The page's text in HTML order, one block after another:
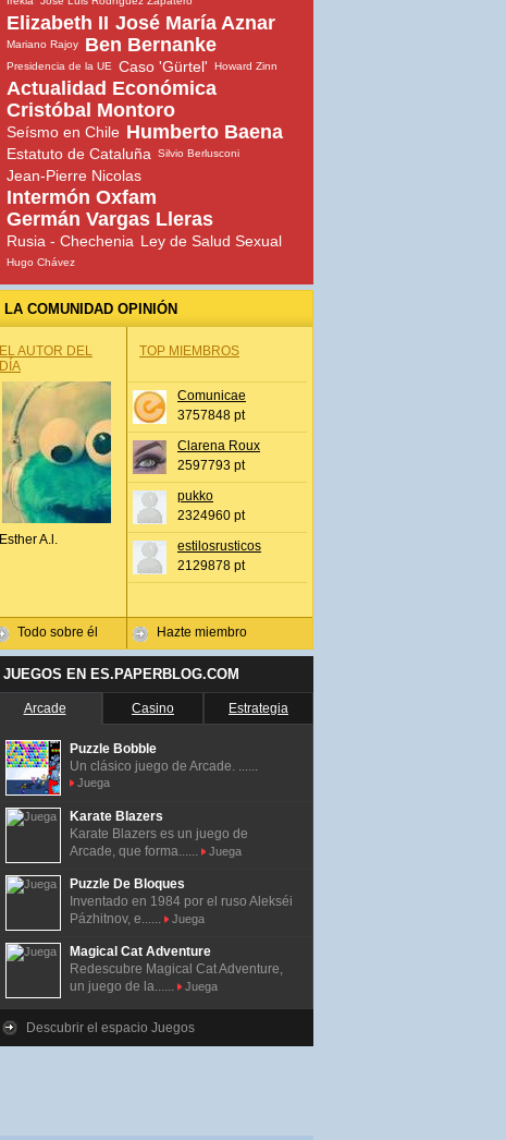
Elizabeth II José María Aznar
Mariano Rajoy Ben Bernanke
Presidencia de la UE Caso 'Gürtel' Howard Zinn
Actualidad Económica
Cristóbal Montoro
Seísmo en Chile Humberto Baena
Estatuto de Cataluña Silvio Berlusconi
Jean-Pierre Nicolas
Intermón Oxfam
Germán Vargas Lleras
Rusia - Chechenia Ley de Salud Sexual
Hugo Chávez
LA COMUNIDAD OPINIÓN
EL AUTOR DEL
DÍA
Esther A.l.
Todo sobre él
TOP MIEMBROS
Comunicae
3757848 pt
Clarena Roux
2597793 pt
pukko
2324960 pt
estilosrusticos
2129878 pt
Hazte miembro
JUEGOS EN ES.PAPERBLOG.COM
Arcade Casino Estrategia
Puzzle Bobble
Un clásico juego de Arcade. ......
Juega
Karate Blazers
Karate Blazers es un juego de
Arcade, que forma......
Juega
Puzzle De Bloques
Inventado en 1984 por el ruso Alekséi
Pázhitnov, e......
Juega
Magical Cat Adventure
Redescubre Magical Cat Adventure,
un juego de la......
Juega
Descubrir el espacio Juegos